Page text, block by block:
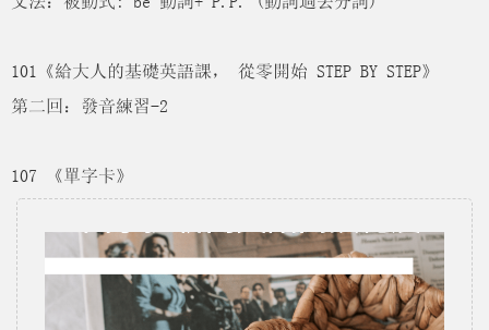
101《給大人的基礎英語課， 從零開始 STEP BY STEP》
第二回：發音練習-2
107 《單字卡》